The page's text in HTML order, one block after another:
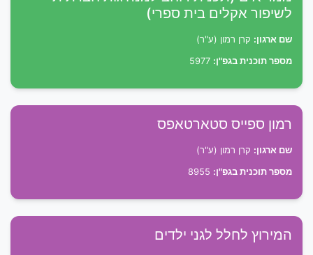
לשיפור אקלים בית ספרי)
שם ארגון: קרן רמון (ע"ר)
מספר תוכנית בגפ"ן:
רמון ספייס סטארטאפס
שם ארגון: קרן רמון (ע"ר)
מספר תוכנית בגפ"ן:
המירוץ לחלל לגני ילדים